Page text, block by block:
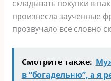
складывать покупки в
произнесла заученные
прозвучало все словно
Смотрите также:
в “богадельню”, а я